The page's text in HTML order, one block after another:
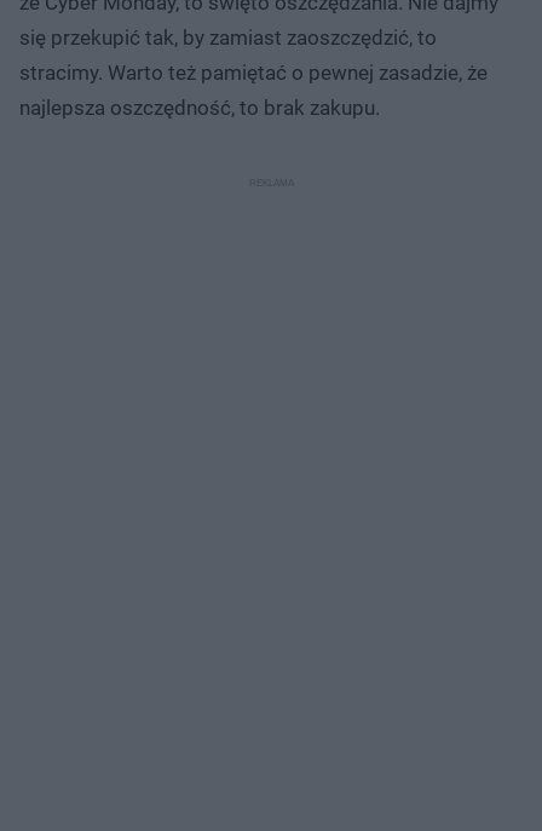
się przekupić tak, by zamiast zaoszczędzić, to
stracimy. Warto też pamiętać o pewnej zasadzie, że
najlepsza oszczędność, to brak zakupu.